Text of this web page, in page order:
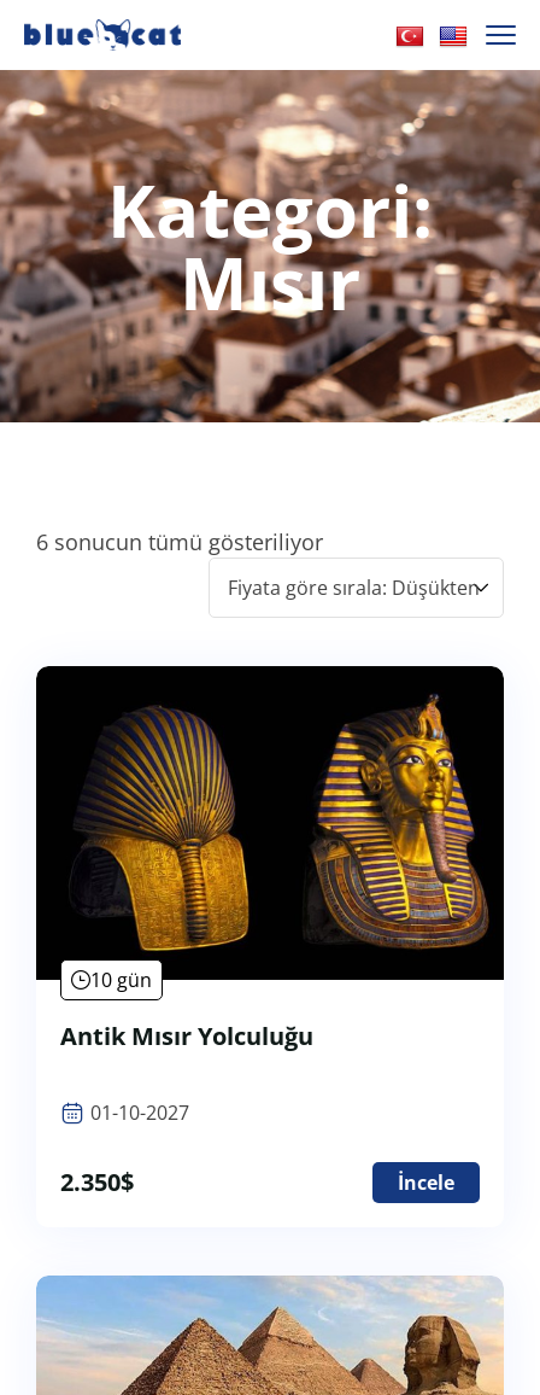
Kategori:
Mısır
6 sonucun tümü gösteriliyor
10 gün
Antik Mısır Yolculuğu
01-10-2027
2.350$ İncele